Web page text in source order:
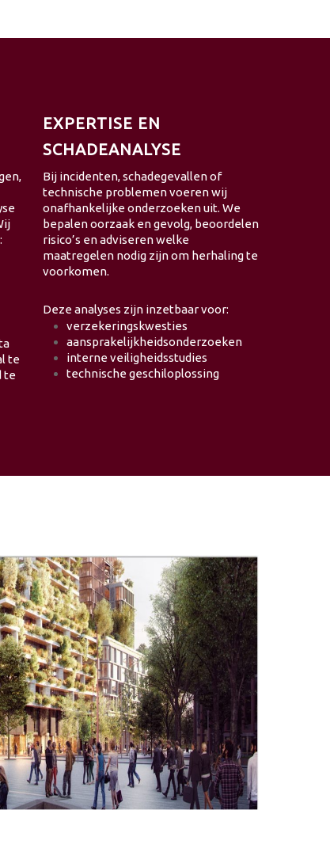
te
te
EXPERTISE EN
SCHADEANALYSE
Bij incidenten, schadegevallen of
technische problemen voeren wij
onafhankelijke onderzoeken uit. We
bepalen oorzaak en gevolg, beoordelen
risico’s en adviseren welke
maatregelen nodig zijn om herhaling te
voorkomen.
Deze analyses zijn inzetbaar voor:
verzekeringskwesties
aansprakelijkheidsonderzoeken
interne veiligheidsstudies
technische geschiloplossing